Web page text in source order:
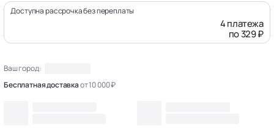
Доступна рассрочка без переплаты
4 платежа
по 329 ₽
Ваш город:
Бесплатная доставкаот 10 000 ₽